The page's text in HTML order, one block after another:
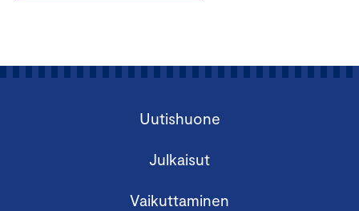
Uutishuone
Julkaisut
Vaikuttaminen